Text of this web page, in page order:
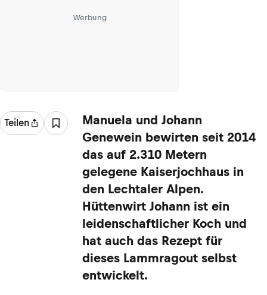
Werbung
Teilen
Manuela und Johann
Genewein bewirten seit 2014
das auf 2.310 Metern
gelegene Kaiserjochhaus in
den Lechtaler Alpen.
Hüttenwirt Johann ist ein
leidenschaftlicher Koch und
hat auch das Rezept für
dieses Lammragout selbst
entwickelt.